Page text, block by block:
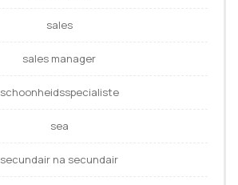
sales
sales manager
schoonheidsspecialiste
sea
secundair na secundair